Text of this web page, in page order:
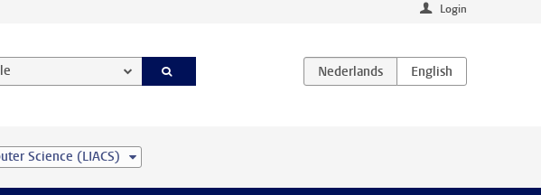
Login
Science (LIACS)